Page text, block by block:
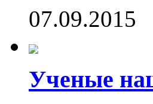
07.09.2015
Ученые